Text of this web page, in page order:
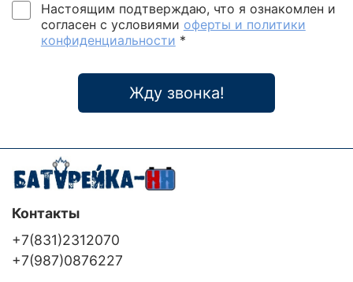
Настоящим подтверждаю, что я ознакомлен и
согласен с условиями оферты и политики
конфиденциальности *
Жду звонка!
Контакты
+7(831)2312070
+7(987)0876227